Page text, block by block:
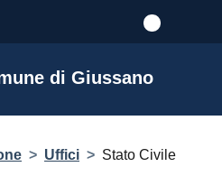
di Giussano
> Uffici > Stato Civile